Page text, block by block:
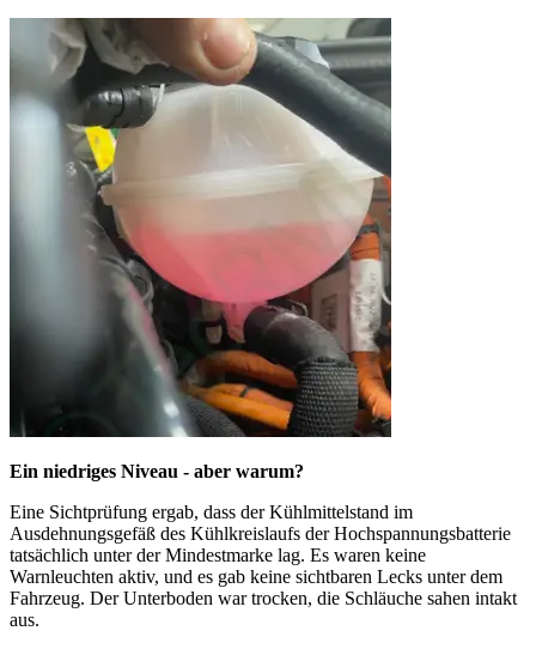
Ein niedriges Niveau - aber warum?
Eine Sichtprüfung ergab, dass der Kühlmittelstand im
Ausdehnungsgefäß des Kühlkreislaufs der Hochspannungsbatterie
tatsächlich unter der Mindestmarke lag. Es waren keine
Warnleuchten aktiv, und es gab keine sichtbaren Lecks unter dem
Fahrzeug. Der Unterboden war trocken, die Schläuche sahen intakt
aus.